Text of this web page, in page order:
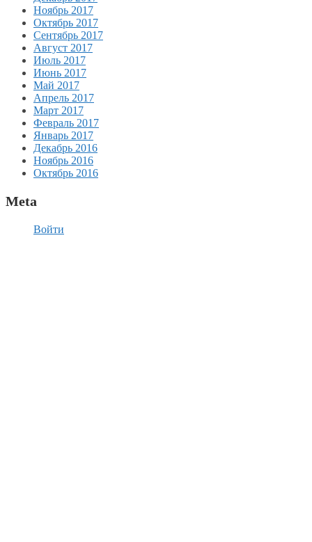
Ноябрь 2017
Октябрь 2017
Сентябрь 2017
Август 2017
Июль 2017
Июнь 2017
Май 2017
Апрель 2017
Март 2017
Февраль 2017
Январь 2017
Декабрь 2016
Ноябрь 2016
Октябрь 2016
Meta
Войти